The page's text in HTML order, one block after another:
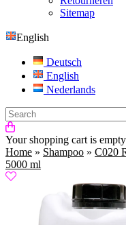
Sitemap
English
Deutsch
English
Nederlands
Your shopping cart is
Home » Shampoo » C020
5000 ml